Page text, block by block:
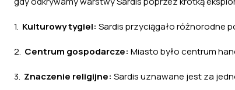
1. Kulturowy tygiel: Sardis przyciągało różnorodne
2. Centrum gospodarcze: Miasto było centrum
3. Znaczenie religijne: Sardis uznawane jest za